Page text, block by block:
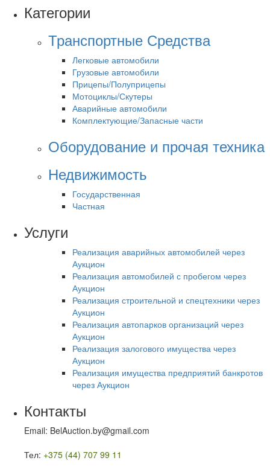
Категории
Транспортные Средства
Легковые автомобили
Грузовые автомобили
Прицепы/Полуприцепы
Мотоциклы/Скутеры
Аварийные автомобили
Комплектующие/Запасные части
Оборудование и прочая техника
Недвижимость
Государственная
Частная
Услуги
Реализация аварийных автомобилей через
Аукцион
Реализация автомобилей с пробегом через
Аукцион
Реализация строительной и спецтехники через
Аукцион
Реализация автопарков организаций через
Аукцион
Реализация залогового имущества через
Аукцион
Реализация имущества предприятий банкротов
через Аукцион
Контакты
Email: BelAuction.by@gmail.com
Тел: +375 (44) 707 99 11